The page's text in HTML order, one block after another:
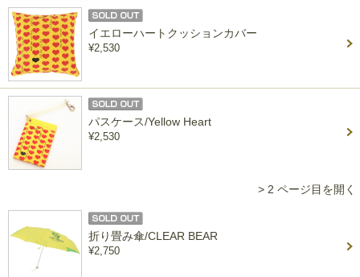
イエローハートクッションカバー
¥2,530
パスケース/Yellow Heart
¥2,530
> 2 ページ目を開く
折り畳み傘/CLEAR BEAR
¥2,750